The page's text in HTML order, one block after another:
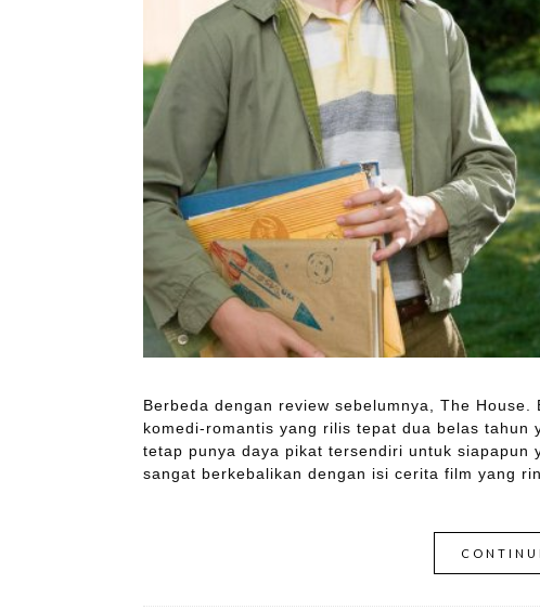
Berbeda dengan review sebelumnya, The
komedi-romantis yang rilis tepat dua belas tahun
tetap punya daya pikat tersendiri untuk siapapun
sangat berkebalikan dengan isi cerita film yang